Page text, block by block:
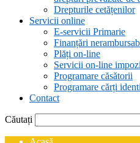
Drepturile cetățenilor
Servicii online
E-servicii Primarie
Finanțări
Plăți on-line
Servicii on-line
Programare căsătorii
Programare cărți
Contact
Căutați